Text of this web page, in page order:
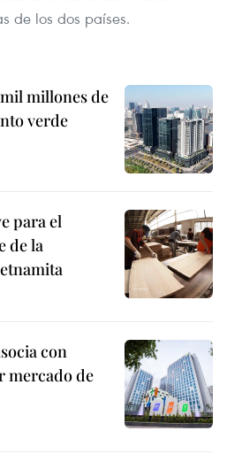
de los dos países.
millones de
verde
para el
de la
con
mercado de